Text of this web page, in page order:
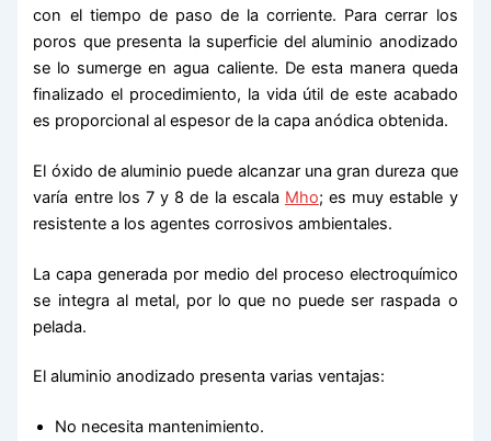
con el tiempo de paso de la corriente. Para cerrar los
poros que presenta la superficie del aluminio anodizado
se lo sumerge en agua caliente. De esta manera queda
finalizado el procedimiento, la vida útil de este acabado
es proporcional al espesor de la capa anódica obtenida.
El óxido de aluminio puede alcanzar una gran dureza que
varía entre los 7 y 8 de la escala Mho; es muy estable y
resistente a los agentes corrosivos ambientales.
La capa generada por medio del proceso electroquímico
se integra al metal, por lo que no puede ser raspada o
pelada.
El aluminio anodizado presenta varias ventajas:
No necesita mantenimiento.